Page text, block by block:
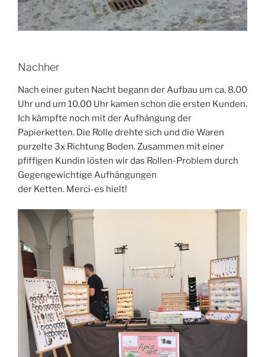
Nachher
Nach einer guten Nacht begann der Aufbau um ca. 8.00
Uhr und um 10.00 Uhr kamen schon die ersten Kunden.
Ich kämpfte noch mit der Aufhängung der
Papierketten. Die Rolle drehte sich und die Waren
purzelte 3x Richtung Boden. Zusammen mit einer
pfiffigen Kundin lösten wir das Rollen-Problem durch
Gegengewichtige Aufhängungen
der Ketten. Merci-es hielt!